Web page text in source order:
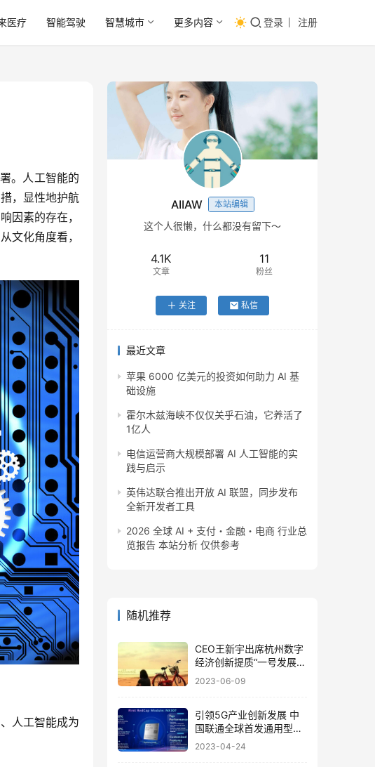
医疗 智能驾驶 智慧城市 更多内容 登录 注册
。人工智能的
，显性地护航
因素的存在，
文化角度看，
人工智能成为
AIIAW 本站编辑
这个人很懒，什么都没有留下～
4.1K
文章
11
粉丝
关注 私信
最近文章
苹果 6000 亿美元的投资如何助力 AI 基
础设施
霍尔木兹海峡不仅仅关乎石油，它养活了
1亿人
电信运营商大规模部署 AI 人工智能的实
践与启示
英伟达联合推出开放 AI 联盟，同步发布
全新开发者工具
2026 全球 AI + 支付・金融・电商 行业总
览报告 本站分析 仅供参考
随机推荐
CEO王新宇出席杭州数字
经济创新提质“一号发展工
程”大会并作交流发言
2023-06-09
引领5G产业创新发展 中
国联通全球首发通用型5G
RedCap商用模组NX307
2023-04-24